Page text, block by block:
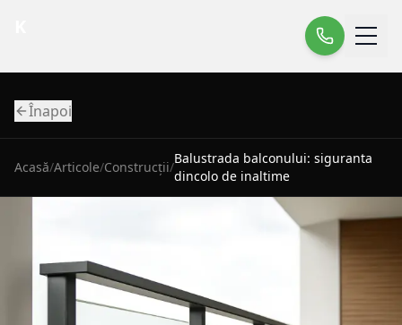
Înapoi
Acasă/Articole/Construcții/
Balustrada balconului: siguranta
dincolo de inaltime